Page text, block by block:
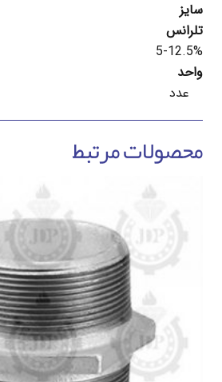
سایز
تلرانس
5-12.5%
واحد
عدد
محصولات مرتبط